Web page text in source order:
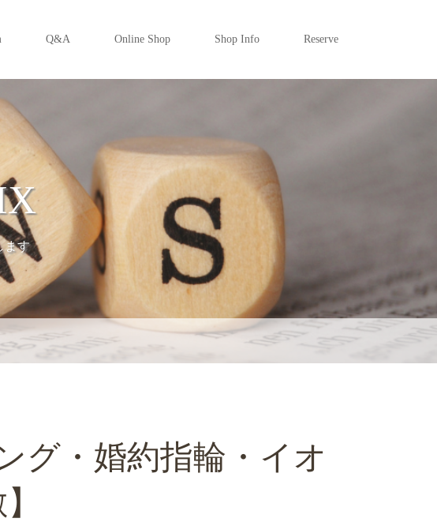
Q&A Online Shop Shop Info Reserve
ます
グ・婚約指輪・イオ